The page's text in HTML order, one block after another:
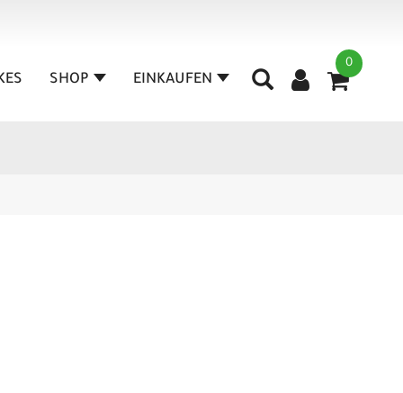
0
SHOP EINKAUFEN